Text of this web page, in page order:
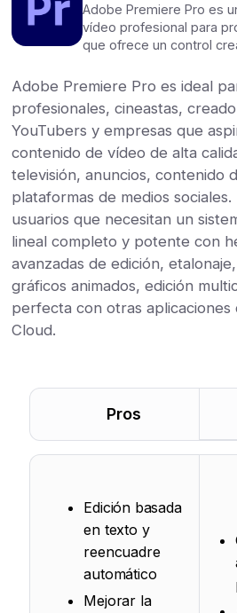
Adobe Premiere Pro es
vídeo profesional para
que ofrece un control
Adobe Premiere Pro es ideal
profesionales, cineastas,
YouTubers y empresas que
contenido de vídeo de alta
televisión, anuncios, contenido
plataformas de medios sociales.
usuarios que necesitan un
lineal completo y potente con
avanzadas de edición,
gráficos animados, edición
perfecta con otras aplicaciones
Cloud.
Pros
Edición basada
en texto y
reencuadre
automático
Mejorar la